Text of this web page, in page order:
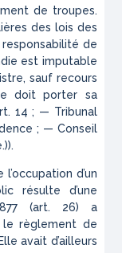
de troupes.
des lois des
de
est imputable
sauf recours
doit porter sa
14 ; — Tribunal
; — Conseil
d’un
résulte d’une
(art. 26) a
le règlement de
avait d’ailleurs